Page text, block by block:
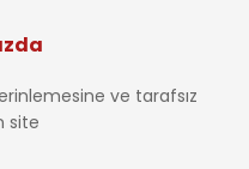
ve tarafsız
site